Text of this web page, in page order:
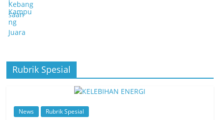
Rubrik Spesial
News Rubrik Spesial